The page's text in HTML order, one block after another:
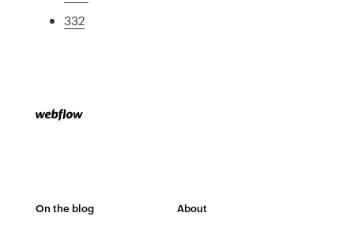
332
On the blog About